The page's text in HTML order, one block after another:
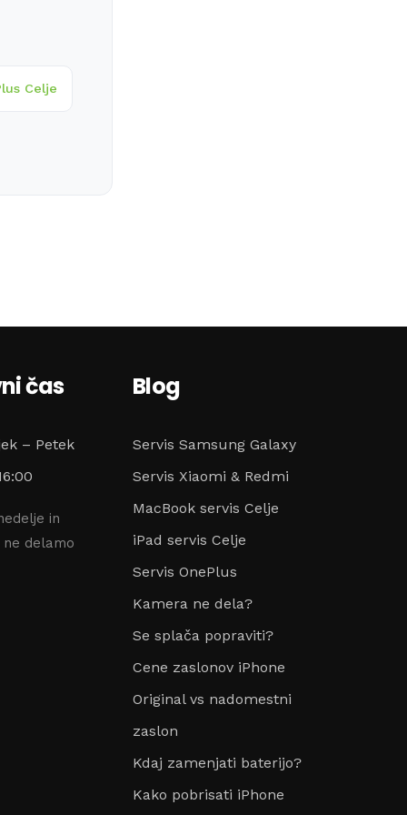
Celje
čas
– Petek
in
delamo
Blog
Servis Samsung Galaxy
Servis Xiaomi & Redmi
MacBook servis Celje
iPad servis Celje
Servis OnePlus
Kamera ne dela?
Se splača popraviti?
Cene zaslonov iPhone
Original vs nadomestni
zaslon
Kdaj zamenjati baterijo?
Kako pobrisati iPhone